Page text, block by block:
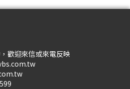
歡迎來信或來電反映